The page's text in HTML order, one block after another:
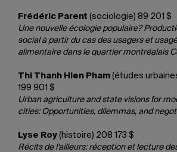
Frédéric Parent (sociologie) 89 201 $
Une nouvelle écologie populaire?
social à partir du cas des usagers et
alimentaire dans le quartier montréalais
Thi Thanh Hien Pham (études
199 901 $
Urban agriculture and state visions for
cities: Opportunities, dilemmas, and
Lyse Roy (histoire) 208 173 $
Récits de l’ailleurs: réception et lecture